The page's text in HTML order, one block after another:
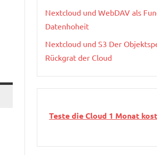
Nextcloud und WebDAV als
Datenhoheit
Nextcloud und S3 Der
Rückgrat der Cloud
Teste die Cloud 1 Monat